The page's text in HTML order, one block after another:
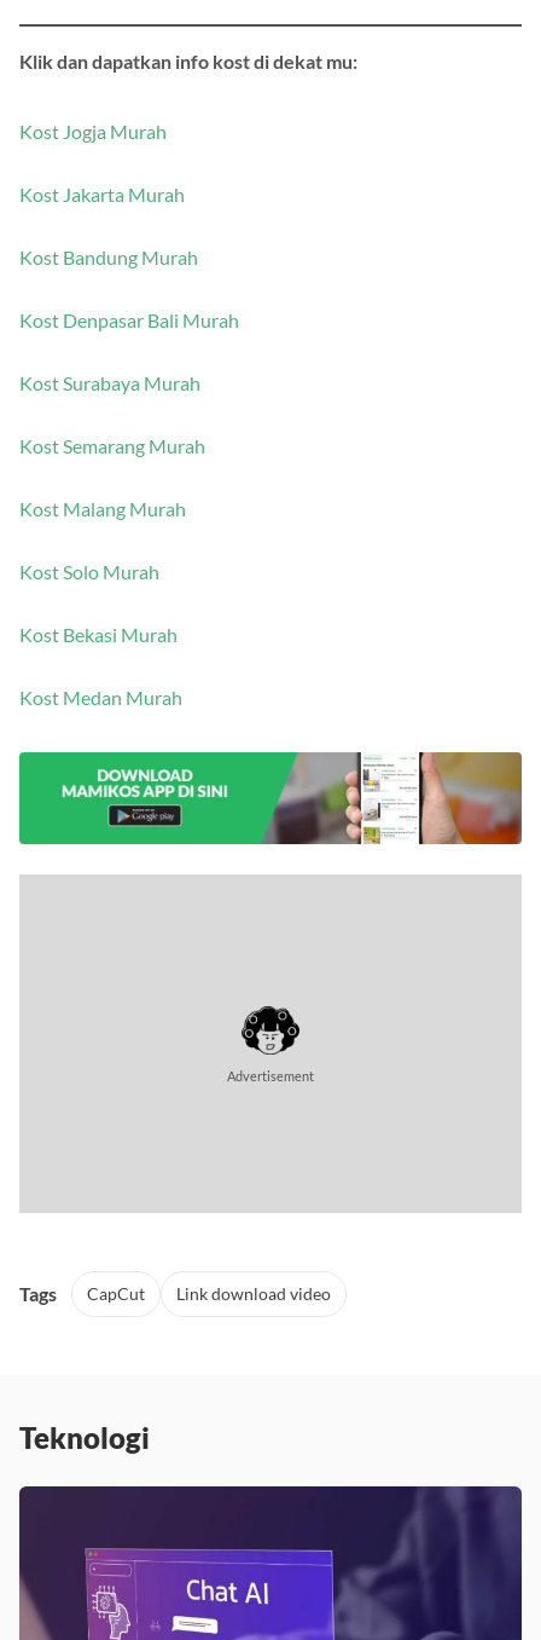
Klik dan dapatkan info kost di dekat mu:
Kost Jogja Murah
Kost Jakarta Murah
Kost Bandung Murah
Kost Denpasar Bali Murah
Kost Surabaya Murah
Kost Semarang Murah
Kost Malang Murah
Kost Solo Murah
Kost Bekasi Murah
Kost Medan Murah
Advertisement
Tags CapCut Link download video
Teknologi